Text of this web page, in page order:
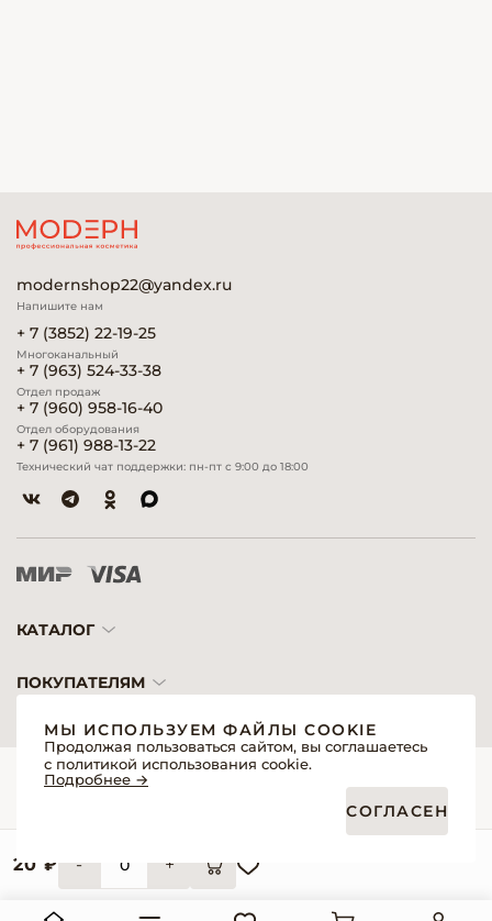
20 ₽ - +
modernshop22@yandex.ru
Напишите нам
+ 7 (3852) 22-19-25
Многоканальный
+ 7 (963) 524-33-38
Отдел продаж
+ 7 (960) 958-16-40
Отдел оборудования
+ 7 (961) 988-13-22
Технический чат поддержки: пн-пт с 9:00 до 18:00
КАТАЛОГ
ПОКУПАТЕЛЯМ
© 2026 «Модерн»— Косметика и оборудование для профессионалов
Публичная оферта интернет-магазина для профессиональных участников
Согласие на обработку персональных данных
Создание сайтов
МЫ ИСПОЛЬЗУЕМ ФАЙЛЫ COOKIE
Продолжая пользоваться сайтом, вы соглашаетесь
с политикой использования cookie.
Подробнее →
СОГЛАСЕН